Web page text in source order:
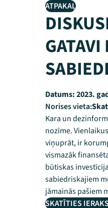
ATPAKAĻ
Datums:2023.
Norises vieta:
Kara un
nozīme.
viņuprāt, ir
vismazāk
būtiskas
sabiedriskajiem
jāmainās pašiem
SKATĪTIES